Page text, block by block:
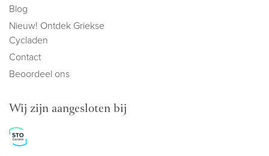
Blog
Nieuw! Ontdek Griekse
Cycladen
Contact
Beoordeel ons
Wij zijn aangesloten bij